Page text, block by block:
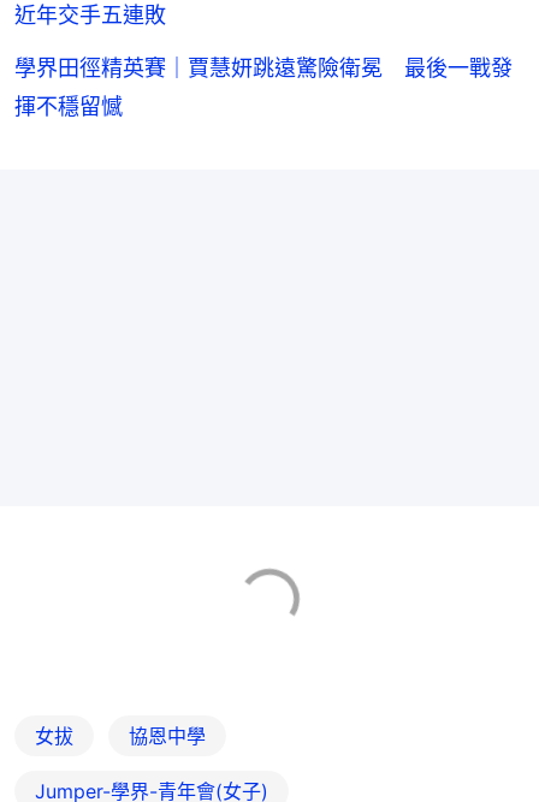
近年交手五連敗
學界田徑精英賽｜賈慧妍跳遠驚險衛冕 最後一戰發
揮不穩留憾
女拔 協恩中學
Jumper-學界-青年會(女子)